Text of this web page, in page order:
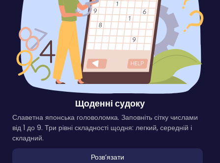
Щоденні судоку
Славетна японська головоломка. Заповніть сітку числами
від 1 до 9. Три рівні складності щодня: легкий, середній і
складний.
Розвʼязати